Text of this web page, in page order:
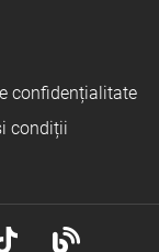
confidențialitate
condiții